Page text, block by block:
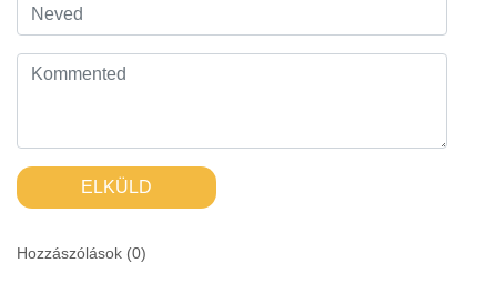
ELKÜLD
Hozzászólások (0)